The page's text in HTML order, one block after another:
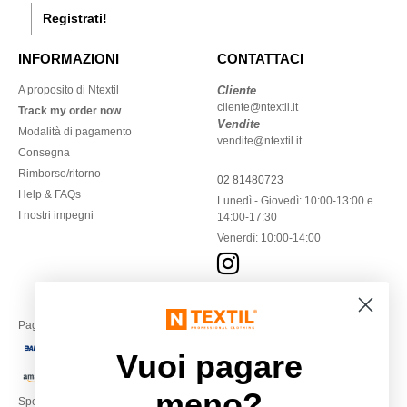
Registrati!
INFORMAZIONI
A proposito di Ntextil
Track my order now
Modalità di pagamento
Consegna
Rimborso/ritorno
Help & FAQs
I nostri impegni
CONTATTACI
Cliente
cliente@ntextil.it
Vendite
vendite@ntextil.it
02 81480723
Lunedì - Giovedì: 10:00-13:00 e
14:00-17:30
Venerdì: 10:00-14:00
Paga con
Spediamo con
Vuoi pagare